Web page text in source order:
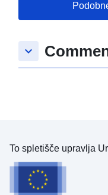
keyboard_arrow_down
To spletišče upravlja